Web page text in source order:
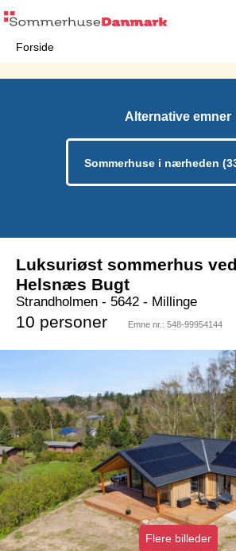
Forside
Alternative emner
Sommerhuse i nærheden
Luksuriøst sommerhus ved
Helsnæs Bugt
Strandholmen - 5642 - Millinge
10 personer Emne nr.: 548-99954144
Flere billeder